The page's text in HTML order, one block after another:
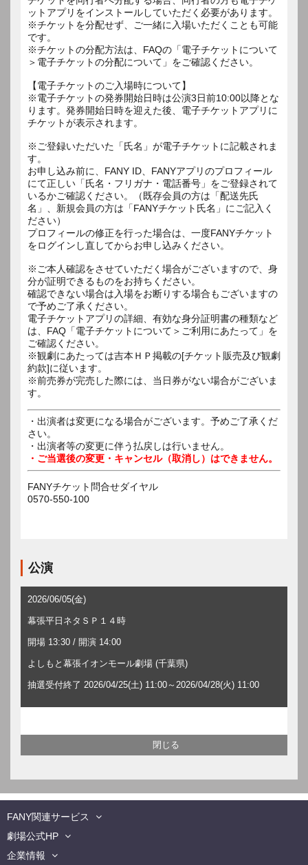
ットアプリをインストールしていただく必要があります。
※チケットを分配せず、ご一緒に入場いただくことも可能
です。
※チケットの分配方法は、FAQの「電子チケットについて
＞電子チケットの分配について」をご確認ください。
【電子チケットのご入場時について】
※電子チケットの発券開始日時は公演3日前10:00以降とな
ります。発券開始日時を迎えた後、電子チケットアプリに
チケットが表示されます。
※ご登録いただいた「氏名」が電子チケットに記載されま
す。
お申し込み前に、FANY ID、FANYアプリのプロフィール
にて正しい「氏名・フリガナ・電話番号」をご登録されて
いるかご確認ください。（既存会員の方は「配送先氏
名」、新規会員の方は「FANYチケット氏名」にご記入く
ださい）
プロフィールの修正を行った場合は、一度FANYチケット
をログインし直してからお申し込みください。
※ご本人確認をさせていただく場合がございますので、身
分が証明できるものをお持ちください。
確認できない場合は入場をお断りする場合もございますの
で予めご了承ください。
電子チケットアプリの詳細、有効な身分証明書の種類など
は、FAQ「電子チケットについて＞ご利用にあたって」を
ご確認ください。
※観劇にあたっては吉本ＨＰ掲載の[チケット販売及び観劇
約款]に従います。
※前売券が完売した際には、当日券がない場合がございま
す。
・出演者は変更になる場合がございます。予めご了承くだ
さい。
・出演者等の変更に伴う払戻しは行いません。
・ご当選後の変更・キャンセル（取消し）はできません。
FANYチケット問合せダイヤル
0570-550-100
公演
2026/06/05(金)
幕張平日ネタＳＰ１４時
開場 13:30 / 開演 14:00
よしもと幕張イオンモール劇場 (千葉県)
抽選受付終了 2026/04/25(土) 11:00～2026/04/28(火) 11:00
FANY関連サービス
劇場公式HP
企業情報